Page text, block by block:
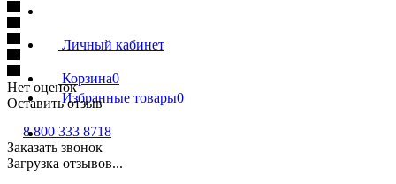
Личный кабинет
Корзина0
Избранные товары0
8 800 333 8718
Заказать звонок
Нет оценок
Оставить отзыв
Загрузка отзывов...